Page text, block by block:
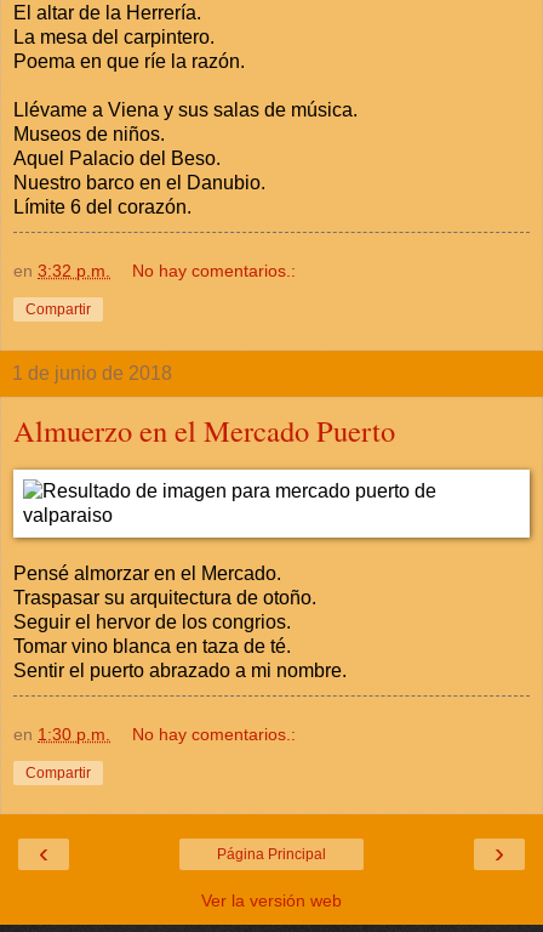
El altar de la Herrería.
La mesa del carpintero.
Poema en que ríe la razón.
Llévame a Viena y sus salas de música.
Museos de niños.
Aquel Palacio del Beso.
Nuestro barco en el Danubio.
Límite 6 del corazón.
en 3:32 p.m. No hay comentarios.:
Compartir
1 de junio de 2018
Almuerzo en el Mercado Puerto
Pensé almorzar en el Mercado.
Traspasar su arquitectura de otoño.
Seguir el hervor de los congrios.
Tomar vino blanca en taza de té.
Sentir el puerto abrazado a mi nombre.
en 1:30 p.m. No hay comentarios.:
Compartir
‹ ›
Página Principal
Ver la versión web